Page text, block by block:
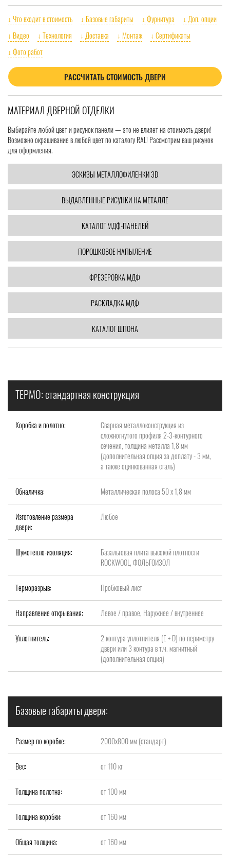
↓ Что входит в стоимость ↓ Базовые габариты ↓ Фурнитура
↓ Доп. опции
↓ Видео
↓ Технология ↓ Доставка ↓ Монтаж
↓ Сертификаты
↓ Фото работ
РАССЧИТАТЬ СТОИМОСТЬ ДВЕРИ
МАТЕРИАЛ ДВЕРНОЙ ОТДЕЛКИ
Выбирайте любой цвет и рисунок панели — это не влияет на стоимость двери!
Возможно окрашивание в любой цвет по каталогу RAL! Рассмотрим ваш рисунок
для оформления.
ЭСКИЗЫ МЕТАЛЛОФИЛЕНКИ 3D
ВЫДАВЛЕННЫЕ РИСУНКИ НА МЕТАЛЛЕ
КАТАЛОГ МДФ-ПАНЕЛЕЙ
ПОРОШКОВОЕ НАПЫЛЕНИЕ
ФРЕЗЕРОВКА МДФ
РАСКЛАДКА МДФ
КАТАЛОГ ШПОНА
ТЕРМО: стандартная конструкция
Коробка и полотно:
Сварная металлоконструкция из
сложногнутого профиля 2-3-контурного
сечения, толщина металла 1,8 мм
(дополнительная опция за доплату - 3 мм,
а также оцинкованная сталь)
Обналичка: Металлическая полоса 50 х 1,8 мм
Изготовление размера
двери:
Любое
Шумотепло-изоляция:
Базальтовая плита высокой плотности
ROCKWOOL, ФОЛЬГОИЗОЛ
Терморазрыв: Пробковый лист
Направление открывания: Левое / правое, Наружнее / внутреннее
Уплотнитель:
2 контура уплотнителя (Е + D) по периметру
двери или 3 контура в т.ч. магнитный
(дополнительная опция)
Базовые габариты двери:
Размер по коробке: 2000x800 мм (стандарт)
Вес: от 110 кг
Толщина полотна: от 100 мм
Толщина коробки: от 160 мм
Общая толщина: от 160 мм